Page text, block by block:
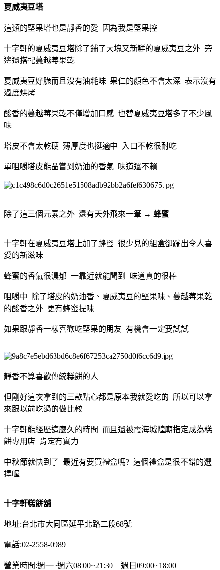
夏威夷豆塔
這類的堅果塔也是靜香的愛 因為我是堅果控
十字軒的夏威夷豆塔除了鋪了大塊又新鮮的夏威夷豆之外 旁
邊還搭配蔓越莓果乾
夏威夷豆好脆而且沒有油耗味 果仁的顏色不會太深 表示沒有
過度烘烤
酸香的蔓越莓果乾不僅增加口感 也替夏威夷豆塔多了不少風
味
塔皮不會太乾硬 薄厚度也挺適中 入口不乾很耐吃
單咀嚼塔皮能品嘗到奶油的香氣 味道還不賴
除了這三個元素之外 還有天外飛來一筆 → 蜂蜜
十字軒在夏威夷豆塔上加了蜂蜜 很少見的組盒卻蹦出令人喜
愛的新滋味
蜂蜜的香氣很濃郁 一靠近就能聞到 味道真的很棒
咀嚼中 除了塔皮的奶油香、夏威夷豆的堅果味、蔓越莓果乾
的酸香之外 更有蜂蜜提味
如果跟靜香一樣喜歡吃堅果的朋友 有機會一定要試試
靜香不算喜歡傳統糕餅的人
但剛好這次拿到的三款點心都是原本我就愛吃的 所以可以拿
來跟以前吃過的做比較
十字軒能經歷這麼久的時間 而且還被霞海城隍廟指定成為糕
餅專用店 肯定有實力
中秋節就快到了 最近有要買禮盒嗎? 這個禮盒是很不錯的選
擇喔
十字軒糕餅舖
地址:台北市大同區延平北路二段68號
電話:02-2558-0989
營業時間:週一~週六08:00~21:30 週日09:00~18:00